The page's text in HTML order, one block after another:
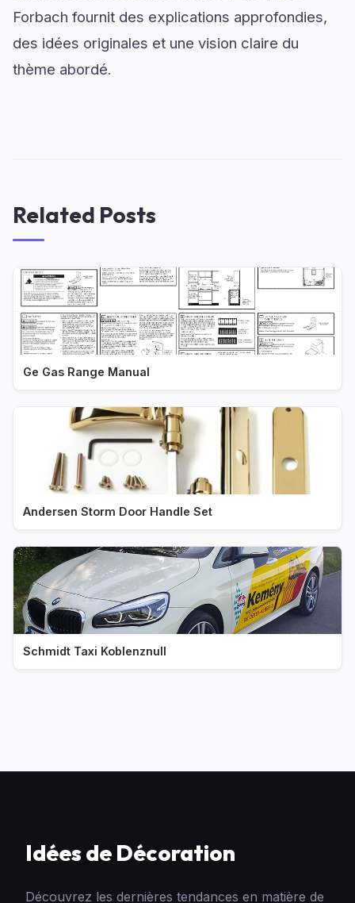
Forbach fournit des explications approfondies,
des idées originales et une vision claire du
thème abordé.
Related Posts
Ge Gas Range Manual
Andersen Storm Door Handle Set
Schmidt Taxi Koblenznull
Idées de Décoration
Découvrez les dernières tendances en matière de